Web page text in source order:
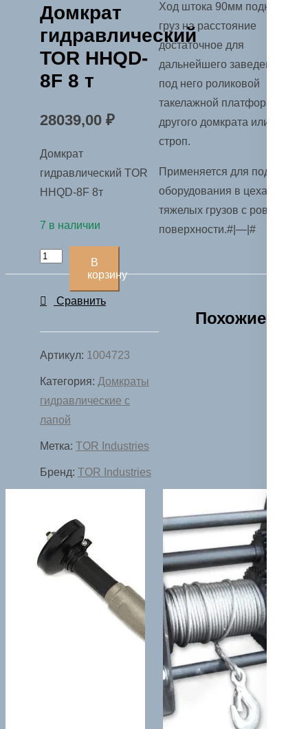
Домкрат
гидравлический
TOR HHQD-
8F 8 т
28039,00 ₽
Домкрат
гидравлический TOR
HHQD-8F 8т
7 в наличии
Количество
товара
Домкрат
TOR
HHQD-
т
В
корзину
Сравнить
Артикул: 1004723
Категория: Домкраты
гидравлические с
лапой
Метка: TOR Industries
Бренд: TOR Industries
Ход штока 90мм поднимет
груз на расстояние
достаточное для
дальнейшего заведения
под него роликовой
такелажной платформы,
другого домкрата или
строп.
Применяется для подъема
оборудования в цехах,
тяжелых грузов с ровной
поверхности.#|—|#
Похожие